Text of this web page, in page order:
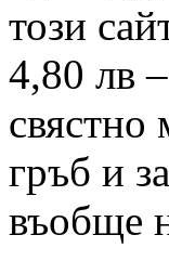
този
4,80 лв
свястно
гръб и
въобще